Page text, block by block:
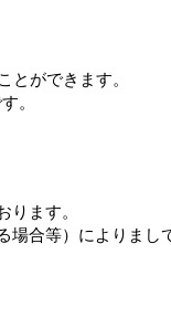
とができます。
。
ります。
合等）によりまし